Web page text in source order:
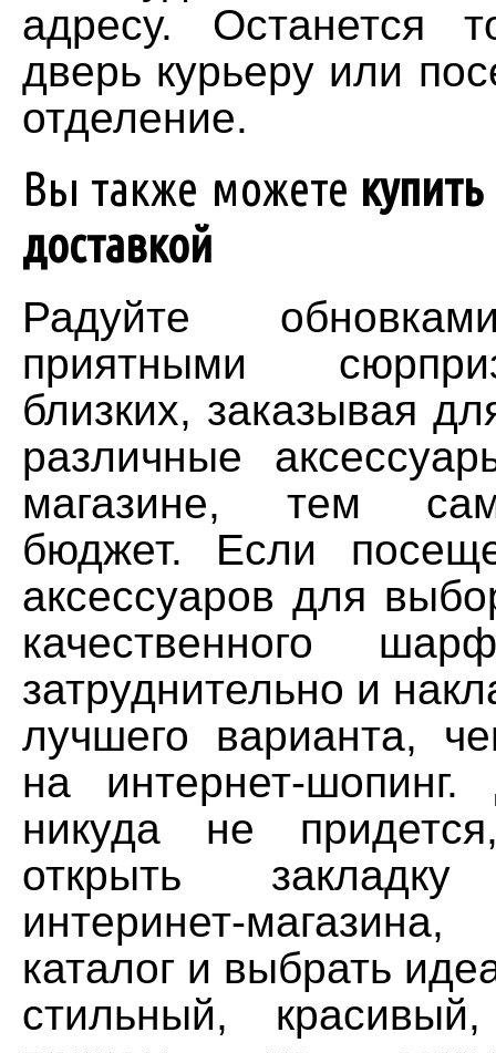
адресу. Останется
дверь курьеру или
отделение.
Вы также можете
доставкой
Радуйте
приятными
близких, заказывая
различные
магазине, тем
бюджет. Если
аксессуаров для
качественного
затруднительно и
лучшего варианта,
на интернет-
никуда не
открыть
интеринет-
каталог и выбрать
стильный,